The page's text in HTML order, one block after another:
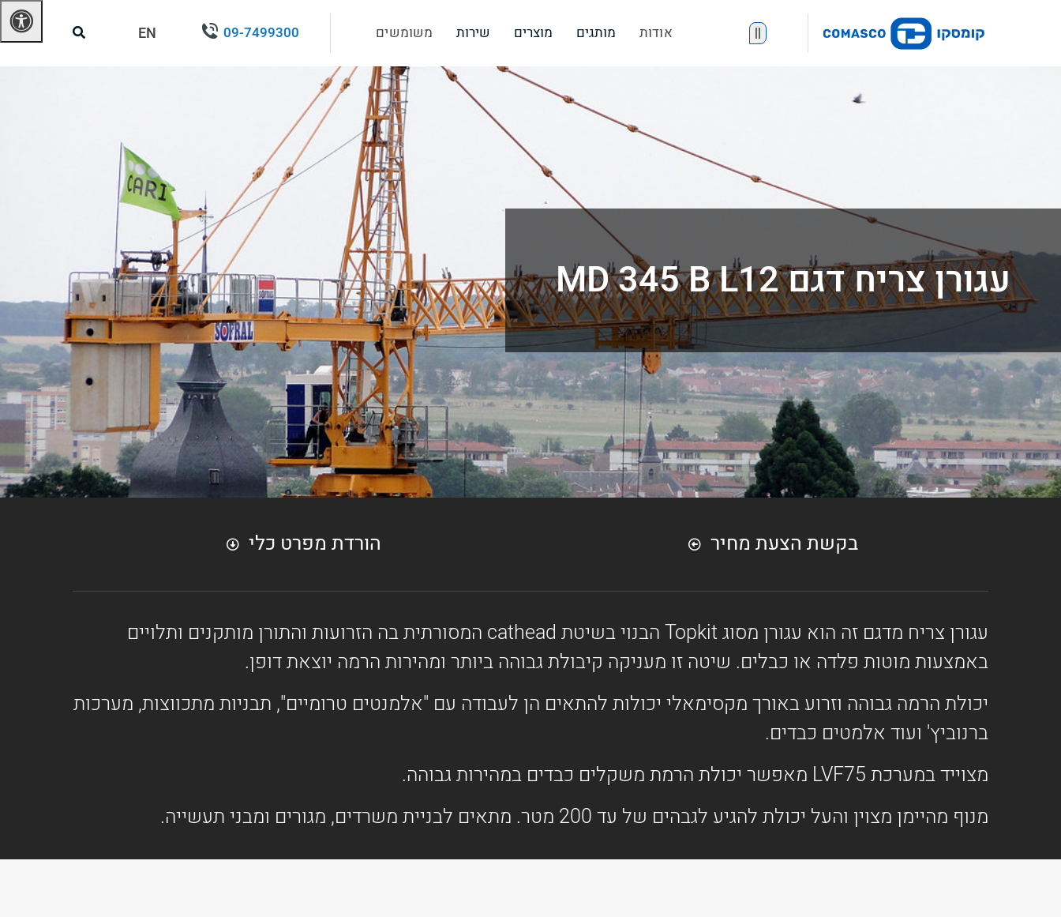
|| אודות מותגים מוצרים שירות משומשים 09-7499300
EN
עגורן צריח דגם MD 345 B L12
בקשת הצעת מחיר הורדת מפרט כלי
עגורן צריח מדגם זה הוא עגורן מסוג Topkit הבנוי בשיטת cathead המסורתית בה הזרועות והתורן מותקנים ותלויים
באמצעות מוטות פלדה או כבלים. שיטה זו מעניקה קיבולת גבוהה ביותר ומהירות הרמה יוצאת דופן.
יכולת הרמה גבוהה וזרוע באורך מקסימאלי יכולות להתאים הן לעבודה עם "אלמנטים טרומיים", תבניות מתכווצות, מערכות
ברנוביץ' ועוד אלמטים כבדים.
מצוייד במערכת LVF75 מאפשר יכולת הרמת משקלים כבדים במהירות גבוהה.
מנוף מהיימן מצוין והעל יכולת להגיע לגבהים של עד 200 מטר. מתאים לבניית משרדים, מגורים ומבני תעשייה.